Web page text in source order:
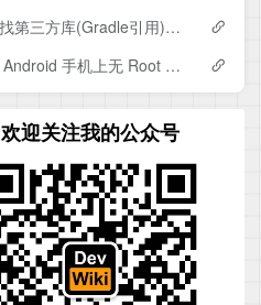
如何查找第三方库(Gradle引用)的依赖?
如何在 Android 手机上无 Root 抓包?
欢迎关注我的公众号